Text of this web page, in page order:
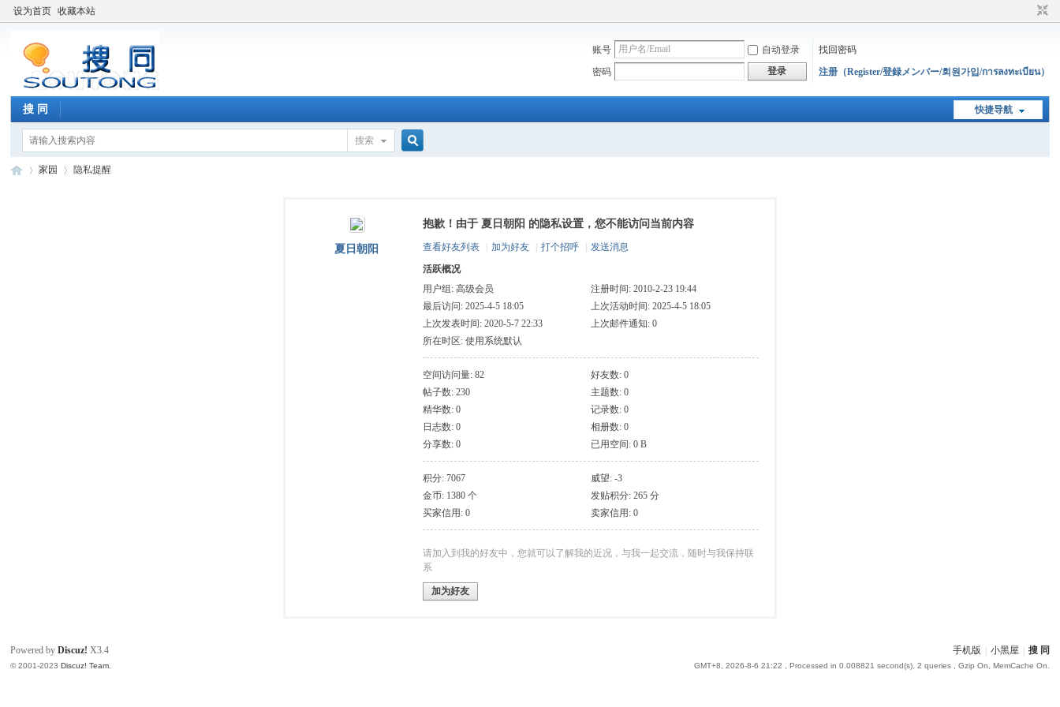
设为首页 收藏本站
账号 自动登录
找回密码
密码
登录 注册（Register/登録メンバー/회원가입/การลงทะเบียน）
快捷导航
搜 同
搜索
家园 隐私提醒
夏日朝阳
抱歉！由于 夏日朝阳 的隐私设置，您不能访问当前内容
查看好友列表 加为好友 打个招呼
发送消息
活跃概况
用户组: 高级会员
注册时间: 2010-2-23 19:44
最后访问: 2025-4-5 18:05
上次活动时间: 2025-4-5 18:05
上次发表时间: 2020-5-7 22:33
上次邮件通知: 0
所在时区: 使用系统默认
空间访问量: 82
好友数: 0
帖子数: 230
主题数: 0
精华数: 0
记录数: 0
日志数: 0
相册数: 0
分享数: 0
已用空间: 0 B
积分: 7067
威望: -3
金币: 1380 个
发贴积分: 265 分
买家信用: 0
卖家信用: 0
请加入到我的好友中，您就可以了解我的近况，与我一起交流，随时与我保持联
系
加为好友
手机版 小黑屋 搜 同
GMT+8, 2026-8-6 21:22 , Processed in 0.008821 second(s), 2 queries , Gzip On, MemCache On.
Powered byDiscuz! X3.4
© 2001-2023Discuz! Team